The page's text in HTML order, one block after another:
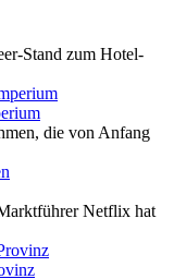
Stand zum Hotel-
die von Anfang
Netflix hat